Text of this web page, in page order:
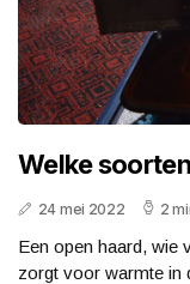
Welke
24 mei 2022 2
Een open haard, wie
zorgt voor warmte in